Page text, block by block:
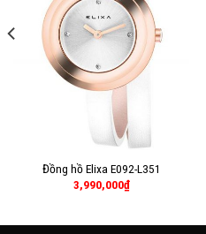
Đồng hồ Elixa E092-L351
3,990,000₫